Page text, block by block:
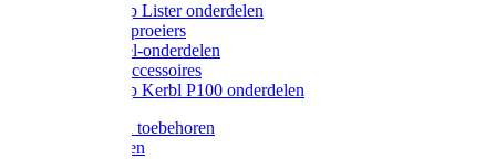
Weidepomp Lister onderdelen
Nippels / Sproeiers
Drinknippel-onderdelen
Drinkbak accessoires
Weidepomp Kerbl P100 onderdelen
Oormerken toebehoren
Enkelbanden